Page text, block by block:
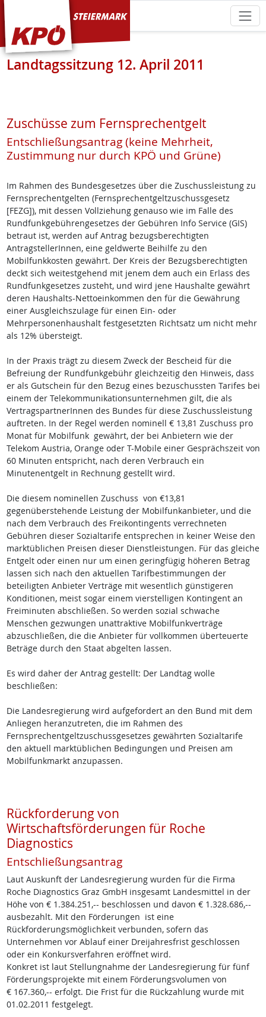
KPÖ Steiermark
Landtagssitzung 12. April 2011
Zuschüsse zum Fernsprechentgelt
Entschließungsantrag (keine Mehrheit,
Zustimmung nur durch KPÖ und Grüne)
Im Rahmen des Bundesgesetzes über die Zuschussleistung zu
Fernsprechentgelten (Fernsprechentgeltzuschussgesetz
[FEZG]), mit dessen Vollziehung genauso wie im Falle des
Rundfunkgebührengesetzes der Gebühren Info Service (GIS)
betraut ist, werden auf Antrag bezugsberechtigten
AntragstellerInnen, eine geldwerte Beihilfe zu den
Mobilfunkkosten gewährt. Der Kreis der Bezugsberechtigten
deckt sich weitestgehend mit jenem dem auch ein Erlass des
Rundfunkgesetzes zusteht, und wird jene Haushalte gewährt
deren Haushalts-Nettoeinkommen den für die Gewährung
einer Ausgleichszulage für einen Ein- oder
Mehrpersonenhaushalt festgesetzten Richtsatz um nicht mehr
als 12% übersteigt.
In der Praxis trägt zu diesem Zweck der Bescheid für die
Befreiung der Rundfunkgebühr gleichzeitig den Hinweis, dass
er als Gutschein für den Bezug eines bezuschussten Tarifes bei
einem der Telekommunikationsunternehmen gilt, die als
VertragspartnerInnen des Bundes für diese Zuschussleistung
auftreten. In der Regel werden nominell € 13,81 Zuschuss pro
Monat für Mobilfunk gewährt, der bei Anbietern wie der
Telekom Austria, Orange oder T-Mobile einer Gesprächszeit von
60 Minuten entspricht, nach deren Verbrauch ein
Minutenentgelt in Rechnung gestellt wird.
Die diesem nominellen Zuschuss von €13,81
gegenüberstehende Leistung der Mobilfunkanbieter, und die
nach dem Verbrauch des Freikontingents verrechneten
Gebühren dieser Sozialtarife entsprechen in keiner Weise den
marktüblichen Preisen dieser Dienstleistungen. Für das gleiche
Entgelt oder einen nur um einen geringfügig höheren Betrag
lassen sich nach den aktuellen Tarifbestimmungen der
beteiligten Anbieter Verträge mit wesentlich günstigeren
Konditionen, meist sogar einem vierstelligen Kontingent an
Freiminuten abschließen. So werden sozial schwache
Menschen gezwungen unattraktive Mobilfunkverträge
abzuschließen, die die Anbieter für vollkommen überteuerte
Beträge durch den Staat abgelten lassen.
Es wird daher der Antrag gestellt: Der Landtag wolle
beschließen:
Die Landesregierung wird aufgefordert an den Bund mit dem
Anliegen heranzutreten, die im Rahmen des
Fernsprechentgeltzuschussgesetzes gewährten Sozialtarife
den aktuell marktüblichen Bedingungen und Preisen am
Mobilfunkmarkt anzupassen.
Rückforderung von
Wirtschaftsförderungen für Roche
Diagnostics
Entschließungsantrag
Laut Auskunft der Landesregierung wurden für die Firma
Roche Diagnostics Graz GmbH insgesamt Landesmittel in der
Höhe von € 1.384.251,-- beschlossen und davon € 1.328.686,--
ausbezahlt. Mit den Förderungen ist eine
Rückforderungsmöglichkeit verbunden, sofern das
Unternehmen vor Ablauf einer Dreijahresfrist geschlossen
oder ein Konkursverfahren eröffnet wird.
Konkret ist laut Stellungnahme der Landesregierung für fünf
Förderungsprojekte mit einem Förderungsvolumen von
€ 167.360,-- erfolgt. Die Frist für die Rückzahlung wurde mit
01.02.2011 festgelegt.